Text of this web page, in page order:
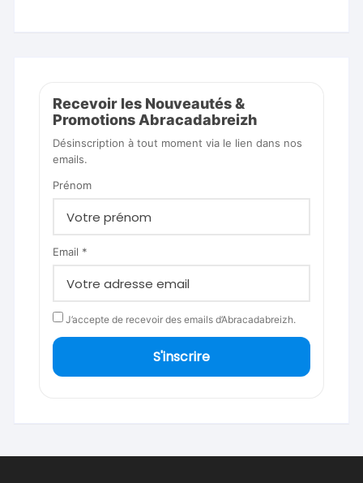
Recevoir les Nouveautés &
Promotions Abracadabreizh
Désinscription à tout moment via le lien dans nos
emails.
Prénom
Email *
J’accepte de recevoir des emails d’Abracadabreizh.
S'inscrire